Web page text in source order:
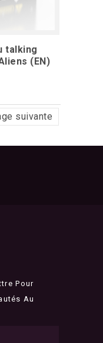
talking
(EN)
suivante
Pour
Au